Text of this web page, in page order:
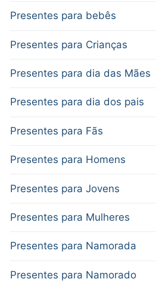
Presentes para bebês
Presentes para Crianças
Presentes para dia das Mães
Presentes para dia dos pais
Presentes para Fãs
Presentes para Homens
Presentes para Jovens
Presentes para Mulheres
Presentes para Namorada
Presentes para Namorado